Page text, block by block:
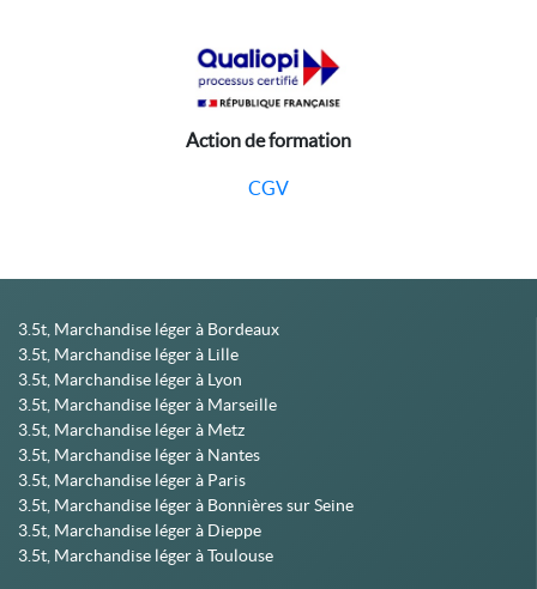
Action de formation
CGV
3.5t, Marchandise léger à Bordeaux
3.5t, Marchandise léger à Lille
3.5t, Marchandise léger à Lyon
3.5t, Marchandise léger à Marseille
3.5t, Marchandise léger à Metz
3.5t, Marchandise léger à Nantes
3.5t, Marchandise léger à Paris
3.5t, Marchandise léger à Bonnières sur Seine
3.5t, Marchandise léger à Dieppe
3.5t, Marchandise léger à Toulouse